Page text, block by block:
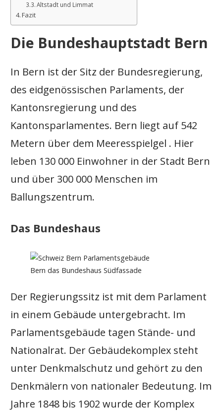
Altstadt und Limmat
Fazit
Die Bundeshauptstadt Bern
In Bern ist der Sitz der Bundesregierung,
des eidgenössischen Parlaments, der
Kantonsregierung und des
Kantonsparlamentes. Bern liegt auf 542
Metern über dem Meeresspielgel . Hier
leben 130 000 Einwohner in der Stadt Bern
und über 300 000 Menschen im
Ballungszentrum.
Das Bundeshaus
Bern das Bundeshaus Südfassade
Der Regierungssitz ist mit dem Parlament
in einem Gebäude untergebracht. Im
Parlamentsgebäude tagen Stände- und
Nationalrat. Der Gebäudekomplex steht
unter Denkmalschutz und gehört zu den
Denkmälern von nationaler Bedeutung. Im
Jahre 1848 bis 1902 wurde der Komplex